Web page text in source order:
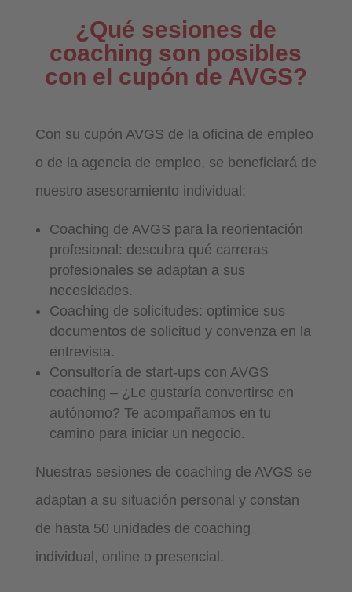
¿Qué sesiones de
coaching son posibles
con el cupón de AVGS?
Con su cupón AVGS de la oficina de empleo
o de la agencia de empleo, se beneficiará de
nuestro asesoramiento individual:
Coaching de AVGS para la reorientación
profesional: descubra qué carreras
profesionales se adaptan a sus
necesidades.
Coaching de solicitudes: optimice sus
documentos de solicitud y convenza en la
entrevista.
Consultoría de start-ups con AVGS
coaching – ¿Le gustaría convertirse en
autónomo? Te acompañamos en tu
camino para iniciar un negocio.
Nuestras sesiones de coaching de AVGS se
adaptan a su situación personal y constan
de hasta 50 unidades de coaching
individual, online o presencial.